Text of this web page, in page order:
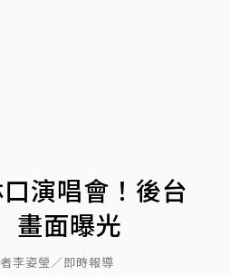
演唱會！後台
畫面曝光
李姿瑩／即時報導